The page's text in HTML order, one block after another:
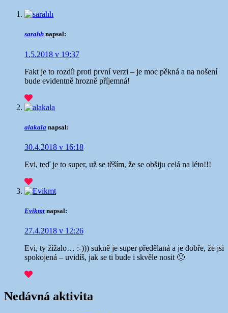
sarahh napsal:
1.5.2018 v 19:37
Fakt je to rozdíl proti první verzi – je moc pěkná a na nošení
bude evidentně hrozně příjemná!
alakala napsal:
30.4.2018 v 16:18
Evi, teď je to super, už se těším, že se obšiju celá na léto!!!
Evikmt napsal:
27.4.2018 v 12:26
Evi, ty žížalo… :-))) sukně je super předělaná a je dobře, že jsi
spokojená – uvidíš, jak se ti bude i skvěle nosit 🙂
Nedávná aktivita